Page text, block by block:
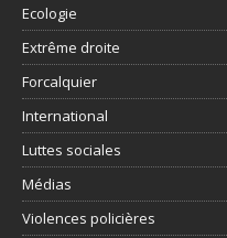
Ecologie
Extrême droite
Forcalquier
International
Luttes sociales
Médias
Violences policières